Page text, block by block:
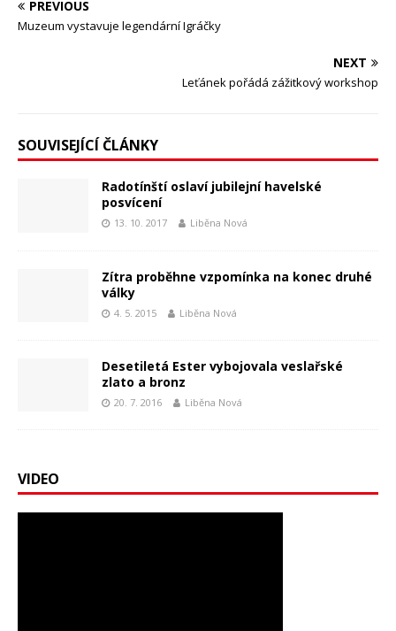
PREVIOUS
Muzeum vystavuje legendární Igráčky
NEXT
Leťánek pořádá zážitkový workshop
SOUVISEJÍCÍ ČLÁNKY
Radotínští oslaví jubilejní havelské
posvícení
13. 10. 2017 Liběna Nová
Zítra proběhne vzpomínka na konec druhé
války
4. 5. 2015 Liběna Nová
Desetiletá Ester vybojovala veslařské
zlato a bronz
20. 7. 2016 Liběna Nová
VIDEO